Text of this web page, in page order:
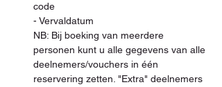
code
- Vervaldatum
NB: Bij boeking van meerdere
personen kunt u alle gegevens van alle
deelnemers/vouchers in één
reservering zetten. "Extra" deelnemers